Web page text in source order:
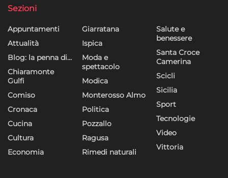
Sezioni
Appuntamenti
Attualità
Blog: la penna di…
Chiaramonte
Gulfi
Comiso
Cronaca
Cucina
Cultura
Economia
Giarratana
Ispica
Moda e
spettacolo
Modica
Monterosso Almo
Politica
Pozzallo
Ragusa
Rimedi naturali
Salute e
benessere
Santa Croce
Camerina
Scicli
Sicilia
Sport
Tecnologie
Video
Vittoria